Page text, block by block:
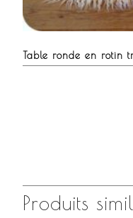
Table ronde en rotin
Produits